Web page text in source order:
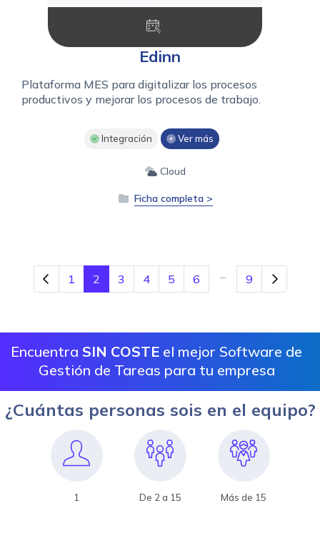
Edinn
Plataforma MES para digitalizar los procesos
productivos y mejorar los procesos de trabajo.
Integración Ver más
Cloud
Ficha completa >
1 2 3 4 5 6 9
Encuentra SIN COSTE el mejor Software de
Gestión de Tareas para tu empresa
¿Cuántas personas sois en el equipo?
1 De 2 a 15 Más de 15